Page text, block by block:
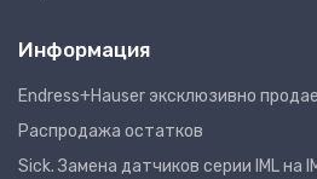
Информация
Endress+Hauser эксклюзивно
Распродажа остатков
Sick. Замена датчиков серии IML на